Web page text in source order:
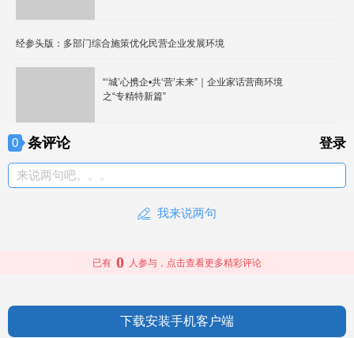
经参头版：多部门综合施策优化民营企业发展环境
“‘城’心携企•共‘营’未来”｜企业家话营商环境
之“专精特新篇”
0 条评论 登录
来说两句吧。。。
我来说两句
已有 0 人参与，点击查看更多精彩评论
下载安装手机客户端